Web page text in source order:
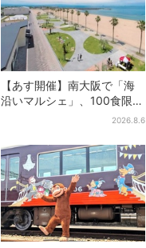
【あす開催】南大阪で「海
沿いマルシェ」、100食限定
「たこ飯」のふるまい＆キ
2026.8.6